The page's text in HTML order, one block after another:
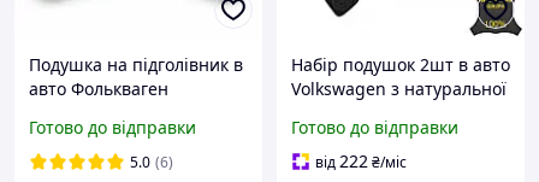
Подушка на підголівник в
авто Фолькваген
вишивкою 018
Готово до відправки
5.0 (6)
Набір подушок 2шт в авто
Volkswagen з натуральної
машину, Автомобільна
подушка buzyna
Готово до відправки
від222₴/міс